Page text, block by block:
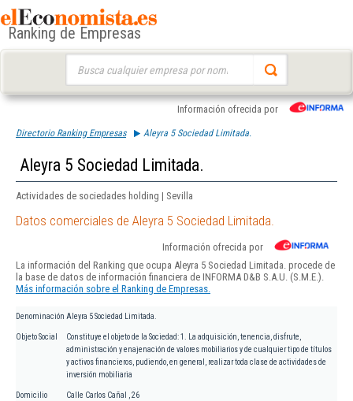
Ranking de Empresas
Información ofrecida por
Directorio Ranking Empresas Aleyra 5 Sociedad Limitada.
Aleyra 5 Sociedad Limitada.
Actividades de sociedades holding | Sevilla
Datos comerciales de Aleyra 5 Sociedad Limitada.
Información ofrecida por
La información del Ranking que ocupa Aleyra 5 Sociedad Limitada. procede de
la base de datos de información financiera de INFORMA D&B S.A.U. (S.M.E.).
Más información sobre el Ranking de Empresas.
Denominación Aleyra 5 Sociedad Limitada.
Objeto Social
Constituye el objeto de la Sociedad: 1. La adquisición, tenencia, disfrute,
administración y enajenación de valores mobiliarios y de cualquier tipo de títulos
y activos financieros, pudiendo, en general, realizar toda clase de actividades de
inversión mobiliaria
Domicilio
Calle Carlos Cañal , 26